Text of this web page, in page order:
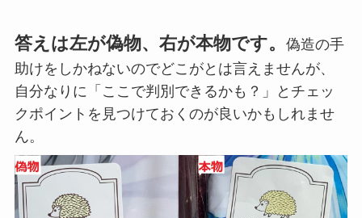
答えは左が偽物、右が本物です。
偽造の手
助けをしかねないのでどこがとは言えませんが、
自分なりに「ここで判別できるかも？」とチェッ
クポイントを見つけておくのが良いかもしれませ
ん。